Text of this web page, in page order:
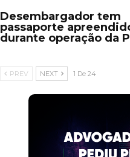
Desembargador tem
passaporte
durante operação da
PREV NEXT 1 De 24